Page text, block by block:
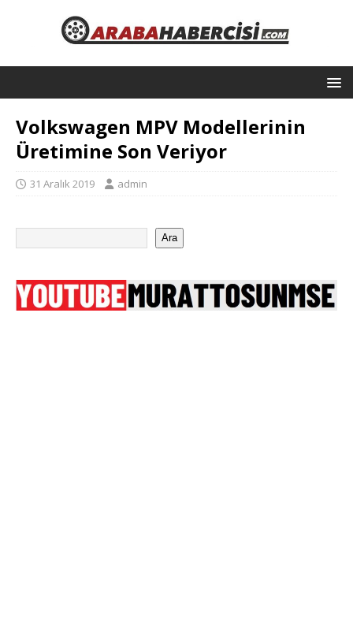
Volkswagen MPV Modellerinin
Üretimine Son Veriyor
31 Aralık 2019 admin
Ara